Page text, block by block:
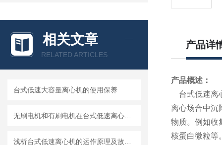
相关文章
RELATED ARTICLES
台式低速大容量离心机的使用保养
产品详
产品概述：
台式低速离
离心场合中沉
物质。例如收
核蛋白微粒等